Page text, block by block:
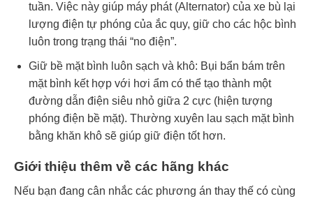
tuần. Việc này giúp máy phát (Alternator) của xe bù lại
lượng điện tự phóng của ắc quy, giữ cho các hộc bình
luôn trong trạng thái “no điện”.
Giữ bề mặt bình luôn sạch và khô: Bụi bẩn bám trên
mặt bình kết hợp với hơi ẩm có thể tạo thành một
đường dẫn điện siêu nhỏ giữa 2 cực (hiện tượng
phóng điện bề mặt). Thường xuyên lau sạch mặt bình
bằng khăn khô sẽ giúp giữ điện tốt hơn.
Giới thiệu thêm về các hãng khác
Nếu bạn đang cân nhắc các phương án thay thế có cùng